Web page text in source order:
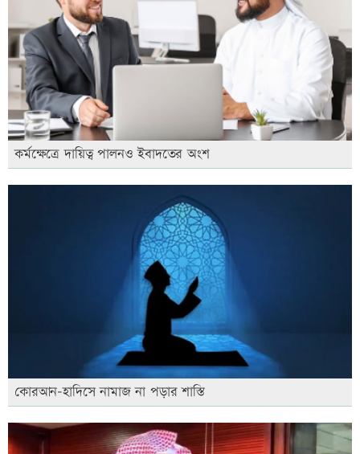
কর্মক্ষেত্রে দায়িত্ব পালনও ইবাদতের অংশ
কোরআন-হাদিসে নামাজ না পড়ার শাস্তি